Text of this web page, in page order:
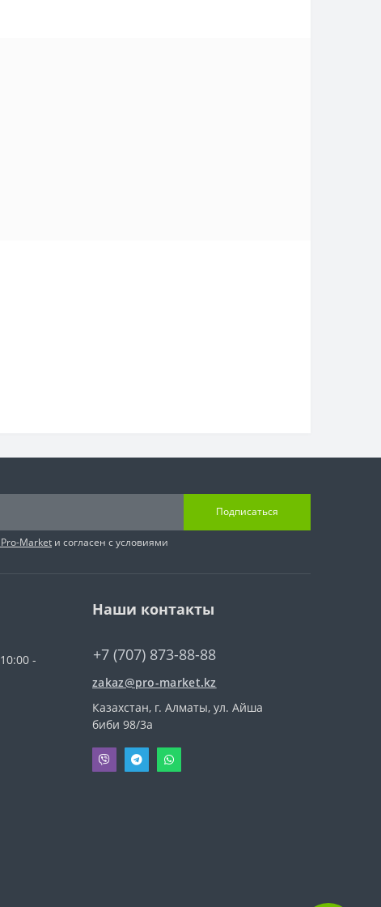
Подписаться
Market и согласен с условиями
-
Наши контакты
+7 (707) 873-88-88
zakaz@pro-market.kz
Казахстан, г. Алматы, ул. Айша
биби 98/3a